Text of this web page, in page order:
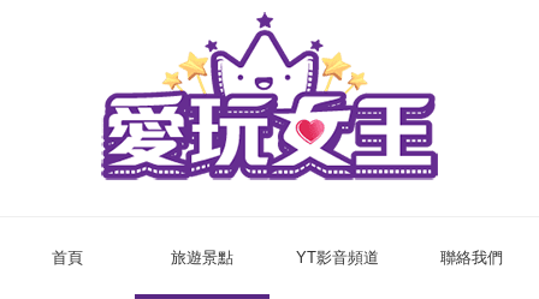
首頁 旅遊景點 YT影音頻道 聯絡我們